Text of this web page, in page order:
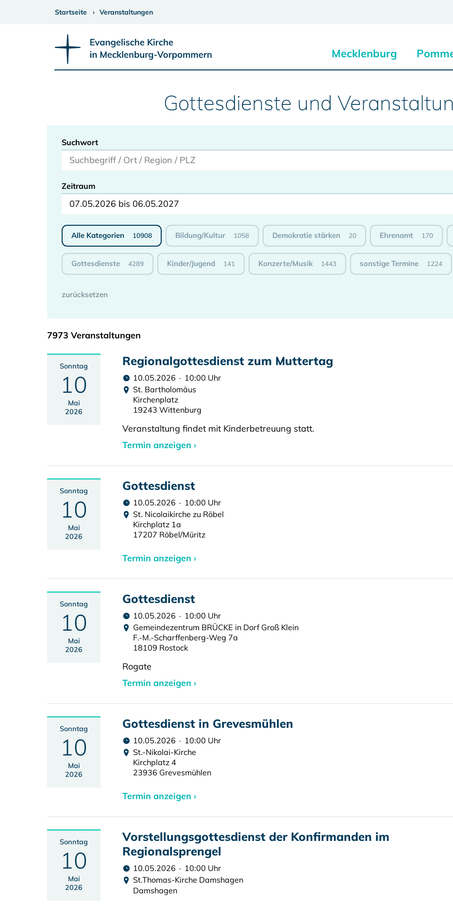
Startseite Veranstaltungen
Mecklenburg
Gottesdienste und
Suchwort
Zeitraum
07.05.2026 bis 06.05.2027
Alle Kategorien 10908 Bildung/Kultur 1058 Demokratie stärken 20 Ehrenamt 170
Gottesdienste 4289 Kinder/Jugend 141 Konzerte/Musik 1443 sonstige Termine 1224
7973 Veranstaltungen
Sonntag
10
Mai
2026
Regionalgottesdienst zum Muttertag
10.05.2026 · 10:00 Uhr
St. Bartholomäus
Kirchenplatz
19243 Wittenburg
Veranstaltung findet mit Kinderbetreuung statt.
Termin anzeigen ›
Sonntag
10
Mai
2026
Gottesdienst
10.05.2026 · 10:00 Uhr
St. Nicolaikirche zu Röbel
Kirchplatz 1a
17207 Röbel/Müritz
Termin anzeigen ›
Sonntag
10
Mai
2026
Gottesdienst
10.05.2026 · 10:00 Uhr
Gemeindezentrum BRÜCKE in Dorf Groß Klein
F.-M.-Scharffenberg-Weg 7a
18109 Rostock
Rogate
Termin anzeigen ›
Sonntag
10
Mai
2026
Gottesdienst in Grevesmühlen
10.05.2026 · 10:00 Uhr
St.-Nikolai-Kirche
Kirchplatz 4
23936 Grevesmühlen
Termin anzeigen ›
Sonntag
10
Mai
2026
Vorstellungsgottesdienst der Konfirmanden im
Regionalsprengel
10.05.2026 · 10:00 Uhr
St.Thomas-Kirche Damshagen
Damshagen